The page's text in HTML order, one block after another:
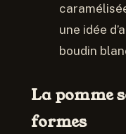
une idée
boudin
La pomme
formes